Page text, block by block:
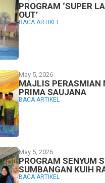
PROGRAM ‘SUPER
OUT’
BACA ARTIKEL
May 5, 2026
MAJLIS PERASMIAN
PRIMA SAUJANA
BACA ARTIKEL
May 5, 2026
PROGRAM SENYUM
SUMBANGAN KUIH
BACA ARTIKEL